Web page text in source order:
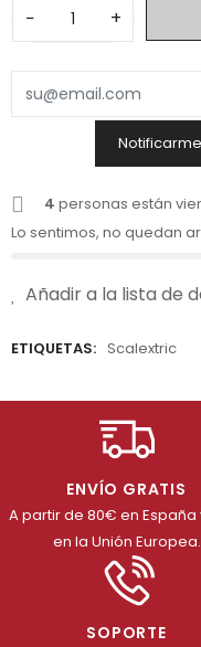
− +
4 personas están
Lo sentimos, no quedan
Añadir a la lista de
ETIQUETAS: Scalextric
ENVÍO GRATIS
A partir de 80€ en España
en la Unión Europea.
SOPORTE